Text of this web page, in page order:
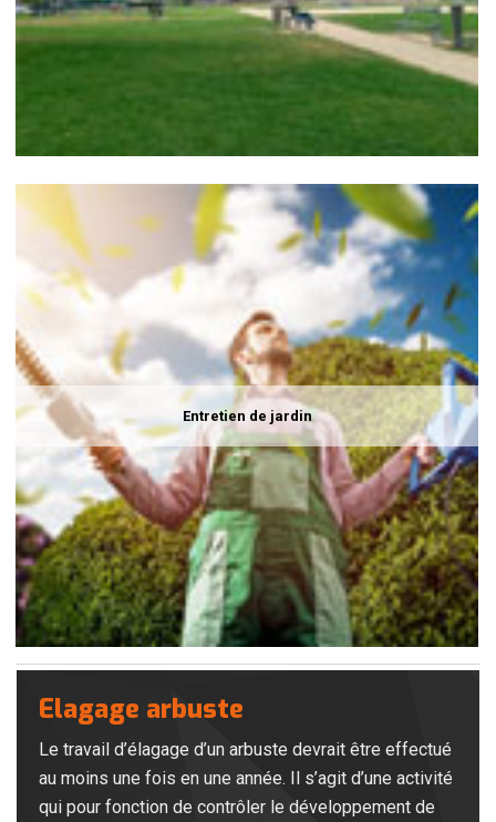
Entretien de jardin
Elagage arbuste
Le travail d’élagage d’un arbuste devrait être effectué
au moins une fois en une année. Il s’agit d’une activité
qui pour fonction de contrôler le développement de